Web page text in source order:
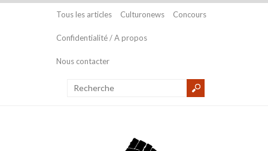
Tous les articles Culturonews Concours
Confidentialité / A propos
Nous contacter